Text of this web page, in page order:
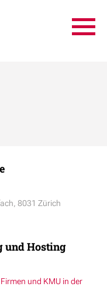
8031 Zürich
und Hosting
und KMU in der